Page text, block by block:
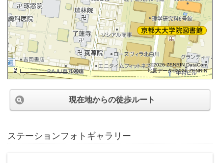
100m
©2026 ZENRIN DataCom
地図データ©2026 ZENRIN
現在地からの徒歩ルート
ステーションフォトギャラリー